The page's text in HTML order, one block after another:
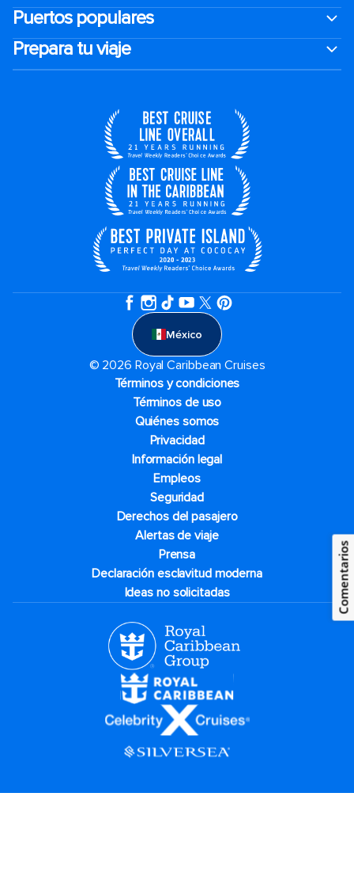
Puertos populares
Prepara tu viaje
México
© 2026 Royal Caribbean Cruises
Términos y condiciones
Términos de uso
Quiénes somos
Privacidad
Información legal
Empleos
Seguridad
Derechos del pasajero
Alertas de viaje
Prensa
Declaración esclavitud moderna
Ideas no solicitadas
Comentarios